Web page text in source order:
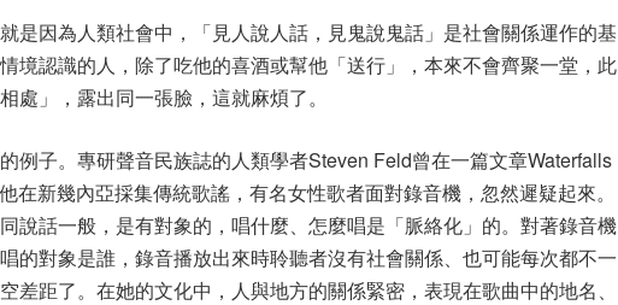
是因為人類社會中，「見人說人話，見鬼說鬼話」是社會關係運作的基
境認識的人，除了吃他的喜酒或幫他「送行」，本來不會齊聚一堂，此
處」，露出同一張臉，這就麻煩了。
例子。專研聲音民族誌的人類學者Steven Feld曾在一篇文章Waterfalls
在新幾內亞採集傳統歌謠，有名女性歌者面對錄音機，忽然遲疑起來。
說話一般，是有對象的，唱什麼、怎麼唱是「脈絡化」的。對著錄音機
的對象是誰，錄音播放出來時聆聽者沒有社會關係、也可能每次都不一
差距了。在她的文化中，人與地方的關係緊密，表現在歌曲中的地名、